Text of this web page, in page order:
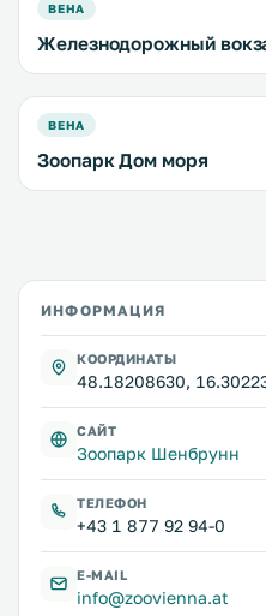
ВЕНА
Железнодорожный
ВЕНА
Зоопарк Дом моря
ИНФОРМАЦИЯ
КООРДИНАТЫ
48.18208630,
САЙТ
Зоопарк Шенбрунн
ТЕЛЕФОН
+43 1 877 92 94-0
E-MAIL
info@zoovienna.at